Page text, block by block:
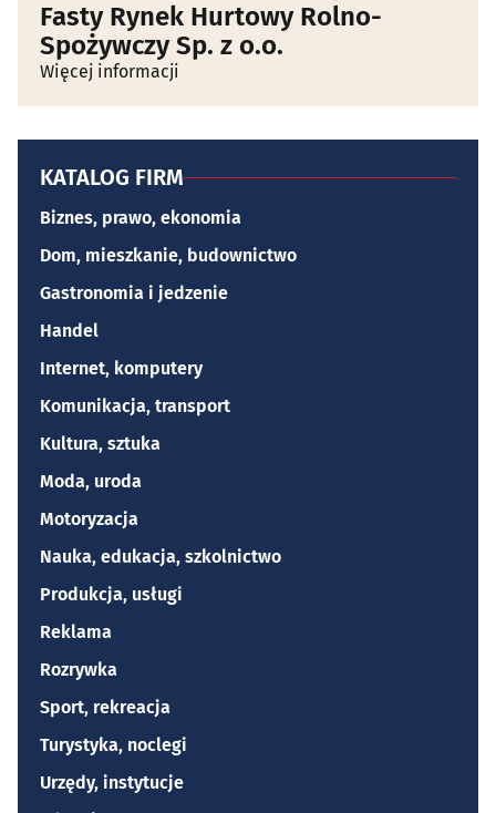
Fasty Rynek Hurtowy Rolno-
Spożywczy Sp. z o.o.
Więcej informacji
KATALOG FIRM
Biznes, prawo, ekonomia
Dom, mieszkanie, budownictwo
Gastronomia i jedzenie
Handel
Internet, komputery
Komunikacja, transport
Kultura, sztuka
Moda, uroda
Motoryzacja
Nauka, edukacja, szkolnictwo
Produkcja, usługi
Reklama
Rozrywka
Sport, rekreacja
Turystyka, noclegi
Urzędy, instytucje